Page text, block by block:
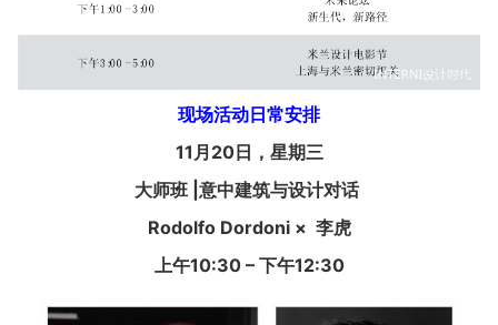
现场活动日常安排
11 月20日，星期三
大师班 |意中建筑与设计对话
Rodolfo Dordoni × 李虎
上午10:30 – 下午12:30